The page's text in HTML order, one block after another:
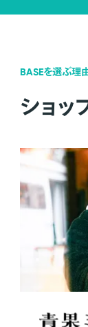
BASEを選ぶ理
ショッ